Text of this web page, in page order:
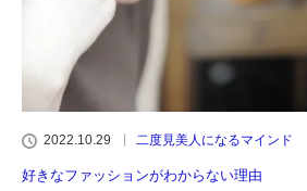
2022.10.29 二度見美人になるマインド
好きなファッションがわからない理由